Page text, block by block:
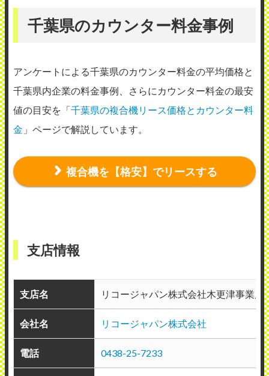
千葉県のカウンター料金事例
アンケートによる千葉県のカウンター料金の平均価格と
千葉県内企業の料金事例、さらにカウンター料金の最安
値の目安を「千葉県の複合機リース価格とカウンター料
金 」ページで解説しています。
複合機を【格安】でリースする
支店情報
支店名 リコージャパン株式会社木更津事業所
会社名 リコージャパン株式会社
電話 0438-25-7233